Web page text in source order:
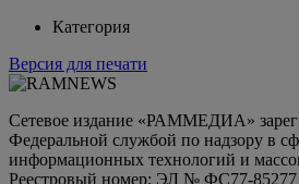
Категория
Версия для печати
Сетевое издание «РАММЕДИА»
Федеральной службой по надзору в
информационных технологий и
Реестровый номер: ЭЛ № ФС77-85277